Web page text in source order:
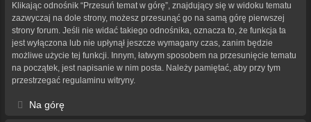
Klikając odnośnik “Przesuń temat w górę”, znajdujący się w widoku tematu
zazwyczaj na dole strony, możesz przesunąć go na samą górę pierwszej
strony forum. Jeśli nie widać takiego odnośnika, oznacza to, że funkcja ta
jest wyłączona lub nie upłynął jeszcze wymagany czas, zanim będzie
możliwe użycie tej funkcji. Innym, łatwym sposobem na przesunięcie tematu
na początek, jest napisanie w nim posta. Należy pamiętać, aby przy tym
przestrzegać regulaminu witryny.
Na górę